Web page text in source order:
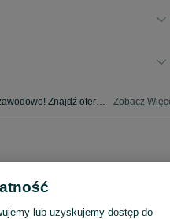
Szukasz nowej pracy? Pomożemy Ci zawodowo! Znajdź ofertę dla siebie w kategorii Praca na OLX - Mazury i okolice! Zobacz
lub uzyskujemy dostęp do